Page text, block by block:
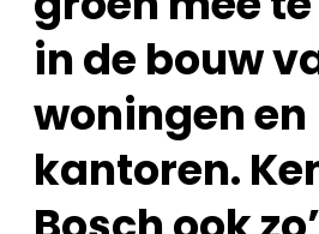
in de bouw
woningen en
kantoren.